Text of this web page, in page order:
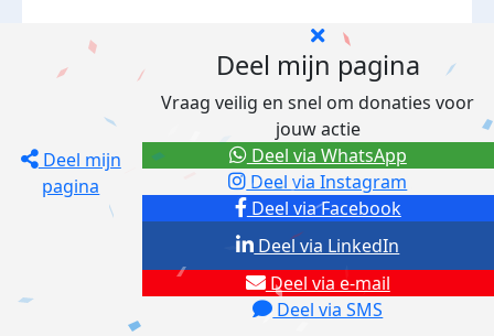
Deel mijn
pagina
Deel mijn pagina
Vraag veilig en snel om donaties voor
jouw actie
Deel via Facebook
Deel via Instagram
Deel via e-mail
Deel via SMS
Deel via LinkedIn
Deel via WhatsApp